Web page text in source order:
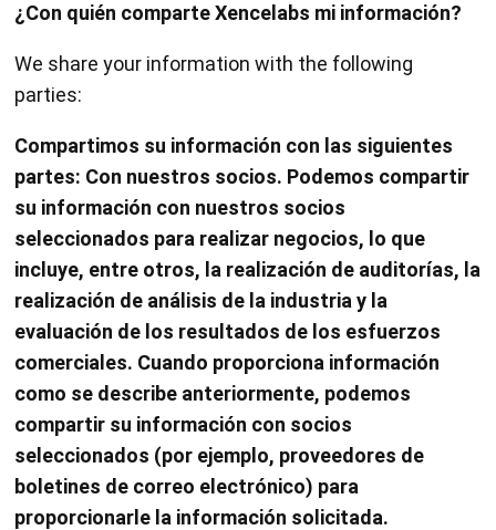
¿Con quién comparte Xencelabs mi información?
We share your information with the following
parties:
Compartimos su información con las siguientes
partes: Con nuestros socios. Podemos compartir
su información con nuestros socios
seleccionados para realizar negocios, lo que
incluye, entre otros, la realización de auditorías, la
realización de análisis de la industria y la
evaluación de los resultados de los esfuerzos
comerciales. Cuando proporciona información
como se describe anteriormente, podemos
compartir su información con socios
seleccionados (por ejemplo, proveedores de
boletines de correo electrónico) para
proporcionarle la información solicitada.